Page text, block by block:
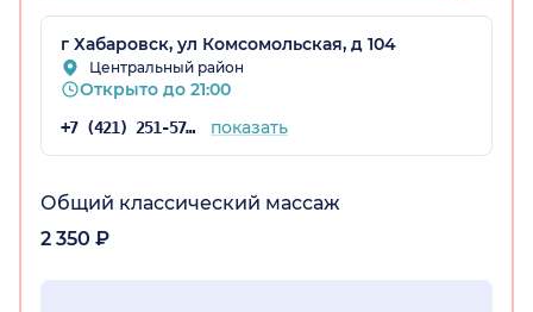
г Хабаровск, ул Комсомольская, д 104
Центральный район
Открыто до 21:00
+7 (421) 251-57-29 показать
Общий классический массаж
2 350 ₽